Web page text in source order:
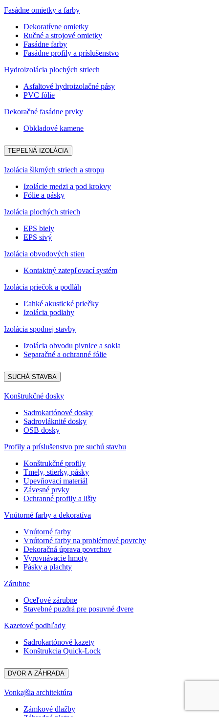
Fasádne omietky a farby
Dekoratívne omietky
Ručné a strojové omietky
Fasádne farby
Fasádne profily a príslušenstvo
Hydroizolácia plochých striech
Asfaltové hydroizolačné pásy
PVC fólie
Dekoračné fasádne prvky
Obkladové kamene
TEPELNÁ IZOLÁCIA
Izolácia šikmých striech a stropu
Izolácie medzi a pod krokvy
Fólie a pásky
Izolácia plochých striech
EPS biely
EPS sivý
Izolácia obvodových stien
Kontaktný zatepľovací systém
Izolácia priečok a podláh
Ľahké akustické priečky
Izolácia podlahy
Izolácia spodnej stavby
Izolácia obvodu pivnice a sokla
Separačné a ochranné fólie
SUCHÁ STAVBA
Konštrukčné dosky
Sadrokartónové dosky
Sadrovláknité dosky
OSB dosky
Profily a príslušenstvo pre suchú stavbu
Konštrukčné profily
Tmely, stierky, pásky
Upevňovací materiál
Závesné prvky
Ochranné profily a lišty
Vnútorné farby a dekoratíva
Vnútorné farby
Vnútorné farby na problémové povrchy
Dekoračná úprava povrchov
Vyrovnávacie hmoty
Pásky a plachty
Zárubne
Oceľové zárubne
Stavebné puzdrá pre posuvné dvere
Kazetové podhľady
Sadrokartónové kazety
Konštrukcia Quick-Lock
DVOR A ZÁHRADA
Vonkajšia architektúra
Zámkové dlažby